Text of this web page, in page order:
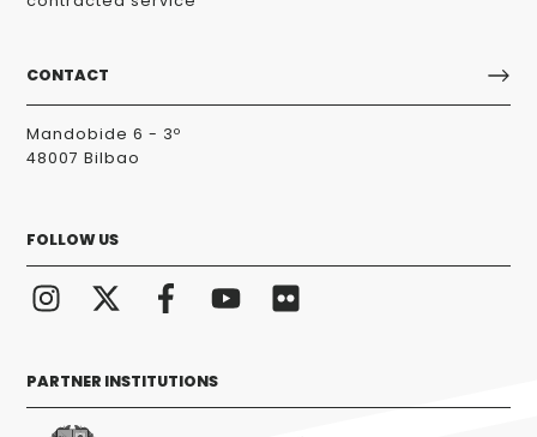
CONTACT
Mandobide 6 - 3º
48007 Bilbao
FOLLOW US
PARTNER INSTITUTIONS